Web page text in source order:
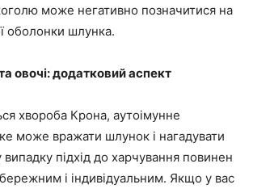
може негативно позначитися на
оболонки шлунка.
овочі: додатковий аспект
хвороба Крона, аутоімунне
може вражати шлунок і нагадувати
підхід до харчування повинен
і індивідуальним. Якщо у вас